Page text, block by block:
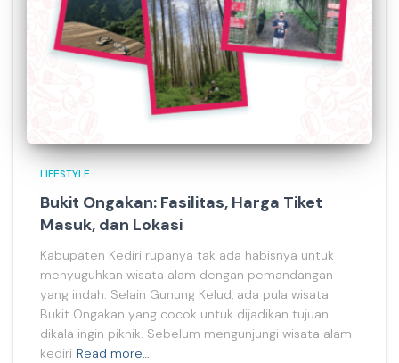
LIFESTYLE
Bukit Ongakan: Fasilitas, Harga Tiket
Masuk, dan Lokasi
Kabupaten Kediri rupanya tak ada habisnya untuk
menyuguhkan wisata alam dengan pemandangan
yang indah. Selain Gunung Kelud, ada pula wisata
Bukit Ongakan yang cocok untuk dijadikan tujuan
dikala ingin piknik. Sebelum mengunjungi wisata alam
kediri Read more…